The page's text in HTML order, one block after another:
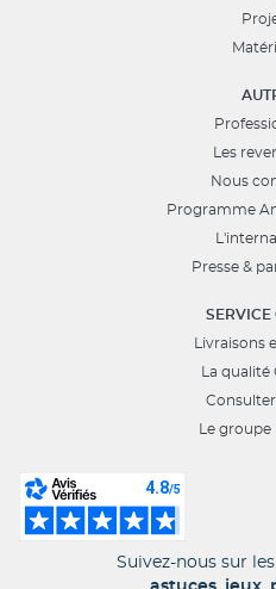
Les
Nous
Programme
Presse &
SERVICE
Livraisons
La qualité
Le groupe
Suivez-nous sur